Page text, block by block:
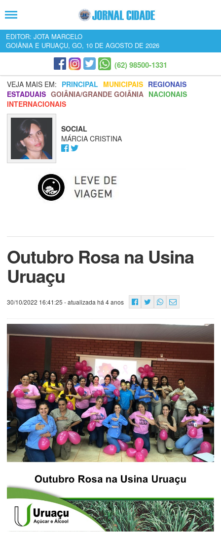
EDITOR: JOTA MARCELO
GOIÂNIA E URUAÇU, GO, 10 DE AGOSTO DE 2026
(62) 98500-1331
VEJA MAIS EM: PRINCIPAL MUNICIPAIS REGIONAIS
ESTADUAIS GOIÂNIA/GRANDE GOIÂNIA NACIONAIS
INTERNACIONAIS
SOCIAL
MÁRCIA CRISTINA
Outubro Rosa na Usina
Uruaçu
30/10/2022 16:41:25 - atualizada há 4 anos